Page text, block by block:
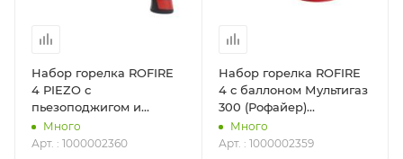
Набор горелка ROFIRE
4 PIEZO с
пьезоподжигом и
баллоном Мультигаз
300 (Рофайер Пьезо)
Много
Арт. : 1000002360
Набор горелка ROFIRE
4 с баллоном Мультигаз
300 (Рофайер)
ROTHENBERGER
1000002359
Много
Арт. : 1000002359